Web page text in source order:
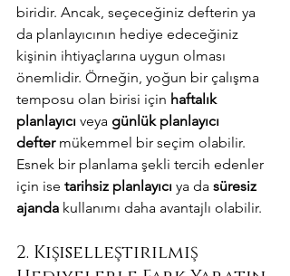
biridir. Ancak, seçeceğiniz defterin ya
da planlayıcının hediye edeceğiniz
kişinin ihtiyaçlarına uygun olması
önemlidir. Örneğin, yoğun bir çalışma
temposu olan birisi için haftalık
planlayıcı veya günlük planlayıcı
defter mükemmel bir seçim olabilir.
Esnek bir planlama şekli tercih edenler
için ise tarihsiz planlayıcı ya da süresiz
ajanda kullanımı daha avantajlı olabilir.
2. Kişiselleştirilmiş